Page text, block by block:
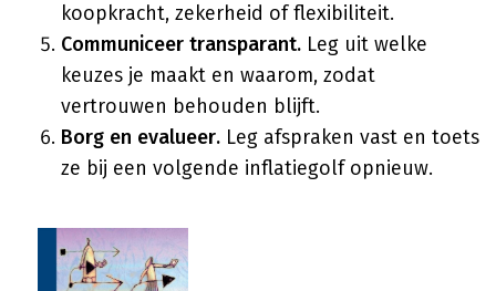
koopkracht, zekerheid of flexibiliteit.
Communiceer transparant. Leg uit welke
keuzes je maakt en waarom, zodat
vertrouwen behouden blijft.
Borg en evalueer. Leg afspraken vast en toets
ze bij een volgende inflatiegolf opnieuw.